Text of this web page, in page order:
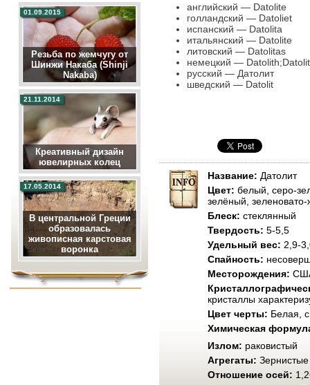
Резьба по жемчугу от
Шинжи Накаба (Shinji
Nakaba)
01.09.2015
Креативный дизайн
ювелирных колец
21.11.2014
В центральной Греции
образовалась
живописная карстовая
воронка
17.05.2014
английский — Datolite
голландский — Datoliet
испанский — Datolita
итальянский — Datolite
литовский — Datolitas
немецкий — Datolith;Datolit
русский — Датолит
шведский — Datolit
Название: Датолит
Цвет: белый, серо-
зелёный,
Блеск: стеклянный
Твердость: 5-5,5
Удельный вес: 2,9-
Спайность:
Месторождения:
кристаллы
Цвет черты: Белая,
Химическая
Излом: раковистый
Агрегаты: Зернистые
Отношение осей: